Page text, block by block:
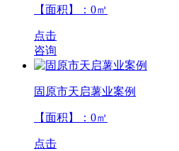
【面积】： 0㎡
点击
咨询
固原市天启薯业案例
【面积】： 0㎡
点击